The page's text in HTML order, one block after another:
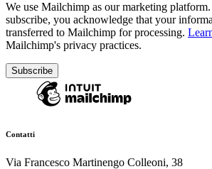
We use Mailchimp as our marketing
subscribe, you acknowledge that your
transferred to Mailchimp for processing.
Mailchimp's privacy practices.
Contatti
Via Francesco Martinengo Colleoni, 38